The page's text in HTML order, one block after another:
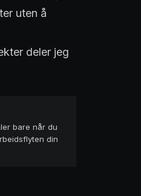
uten å
deler jeg
bare når du
din